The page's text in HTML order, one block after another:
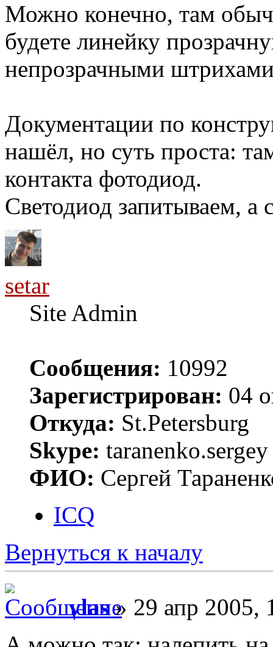
Можно конечно, там
будете линейку
непрозрачными штрихами
Документации по
нашёл, но суть проста:
контакта фотодиод.
Светодиод запитываем,
setar
Site Admin
Сообщения: 10992
Зарегистрирован: 04
Откуда: St.Petersburg
Skype: taranenko.sergey
ФИО: Сергей
ICQ
Вернуться к началу
vlas» 29 апр 2005,